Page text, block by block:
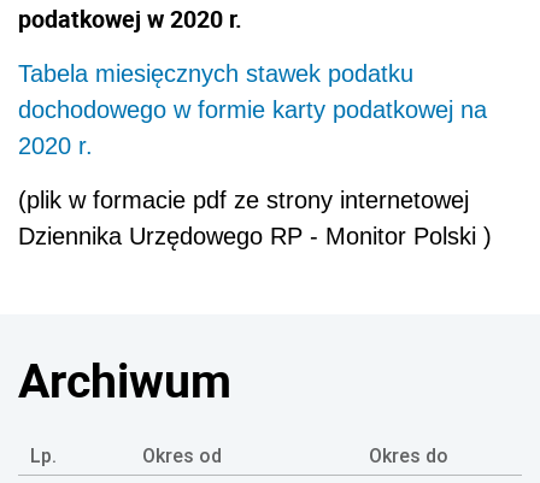
podatkowej w 2020 r.
Tabela miesięcznych stawek podatku
dochodowego w formie karty podatkowej na
2020 r.
(plik w formacie pdf ze strony internetowej
Dziennika Urzędowego RP - Monitor Polski )
Archiwum
Lp. Okres od Okres do